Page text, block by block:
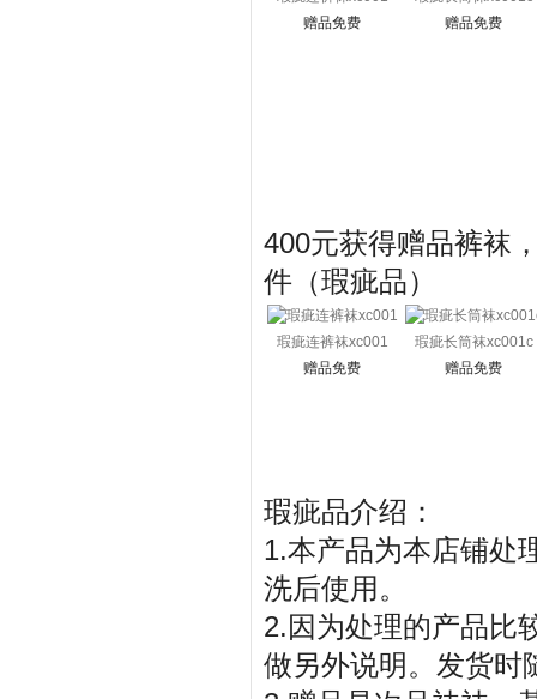
赠品免费
赠品免费
400元获得赠品裤袜
件（瑕疵品）
瑕疵连裤袜xc001
赠品免费
瑕疵长筒袜xc001c
赠品免费
瑕疵品介绍：
1.本产品为本店铺处
洗后使用。
2.因为处理的产品比
做另外说明。发货时